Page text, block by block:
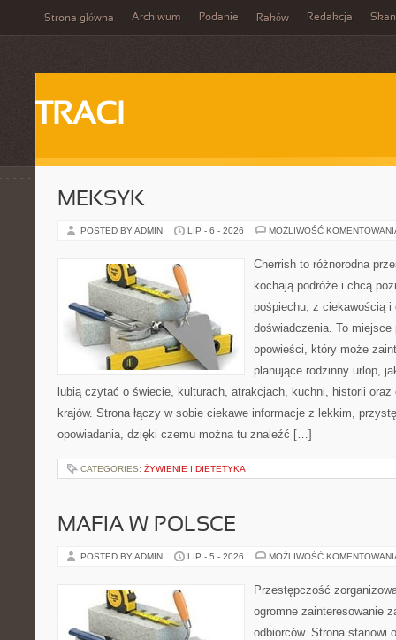
Strona główna Archiwum Podanie Raków Redakcja
TRACI
MEKSYK
POSTED BY ADMIN LIP - 6 - 2026 MOŻLIWOŚĆ
Cherrish to różnorodna
kochają podróże i chcą
pośpiechu, z ciekawością i
doświadczenia. To miejsce
opowieści, który może
planujące rodzinny urlop,
lubią czytać o świecie, kulturach, atrakcjach, kuchni, historii
krajów. Strona łączy w sobie ciekawe informacje z lekkim,
opowiadania, dzięki czemu można tu znaleźć […]
CATEGORIES: ŻYWIENIE I DIETETYKA
MAFIA W POLSCE
POSTED BY ADMIN LIP - 5 - 2026 MOŻLIWOŚĆ
Przestępczość
ogromne zainteresowanie
odbiorców. Strona stanowi